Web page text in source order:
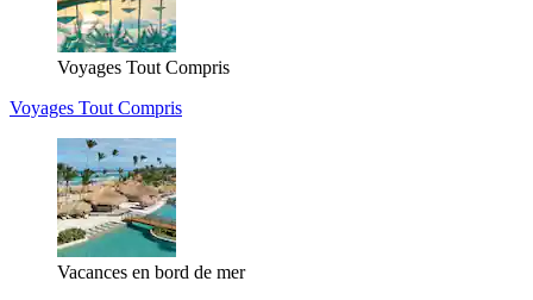
Voyages Tout Compris
Voyages Tout Compris
Vacances en bord de mer